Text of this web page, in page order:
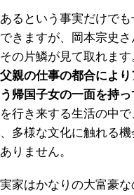
るという事実だけで
きますが、岡本宗史
の片鱗が見て取れます
親の仕事の都合によ
帰国子女の一面を持っ
行き来する生活の中
多様な文化に触れる
りません。
家はかなりの大富豪な